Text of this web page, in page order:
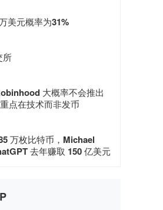
美元概率为31%
所
大概率不会推出
点在技术而非发币
万枚比特币，Michael
去年赚取 150 亿美元